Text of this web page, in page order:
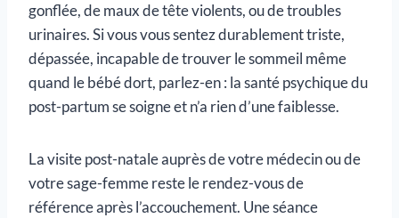
gonflée, de maux de tête violents, ou de troubles
urinaires. Si vous vous sentez durablement triste,
dépassée, incapable de trouver le sommeil même
quand le bébé dort, parlez-en : la santé psychique du
post-partum se soigne et n’a rien d’une faiblesse.
La visite post-natale auprès de votre médecin ou de
votre sage-femme reste le rendez-vous de
référence après l’accouchement. Une séance